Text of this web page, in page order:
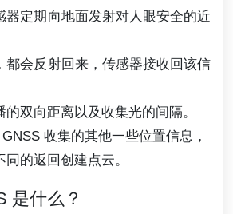
最酷之一是它们不会抱怨携带物
种传感器和相机。随着技术的进
。以前只能由直升机、